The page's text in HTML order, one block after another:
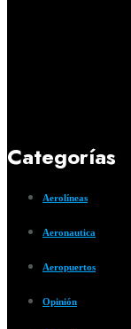
Categorías
Aerolíneas
Aeronautica
Aeropuertos
Opinión